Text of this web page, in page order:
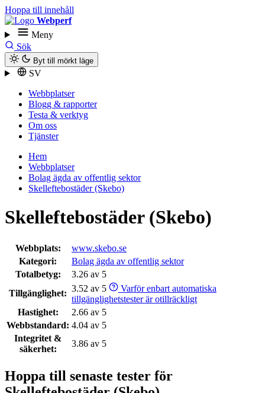
Hoppa till innehåll
Webperf
Meny
Sök
Byt till mörkt läge
SV
Webbplatser
Blogg & rapporter
Testa & verktyg
Om oss
Tjänster
Hem
Webbplatser
Bolag ägda av offentlig sektor
Skelleftebostäder (Skebo)
Skelleftebostäder (Skebo)
Webbplats:
www.skebo.se
Kategori:
Bolag ägda av offentlig sektor
Totalbetyg:
3.26 av 5
Tillgänglighet: 3.52 av 5
Varför enbart automatiska
tillgänglighetstester är otillräckligt
Hastighet:
2.66 av 5
Webbstandard: 4.04 av 5
Integritet &
säkerhet:
3.86 av 5
Hoppa till senaste tester för